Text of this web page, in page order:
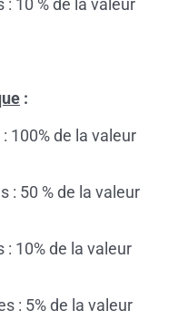
10 % de la valeur
:
100% de la valeur
: 50 % de la valeur
10% de la valeur
: 5% de la valeur